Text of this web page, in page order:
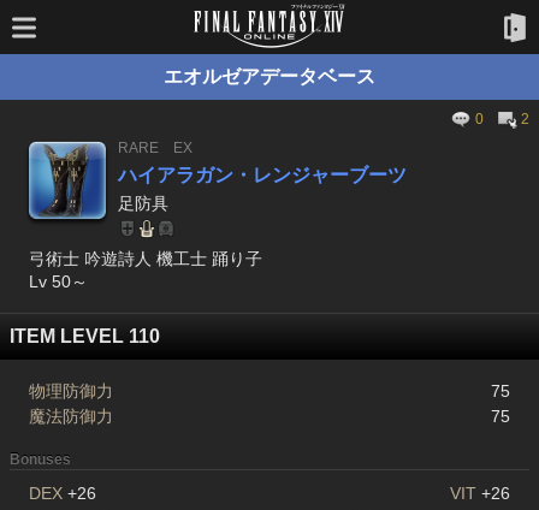
エオルゼアデータベース
0
2
RARE
EX
ハイアラガン・レンジャーブーツ
足防具
弓術士 吟遊詩人 機工士 踊り子
Lv 50～
ITEM LEVEL 110
物理防御力
75
魔法防御力
75
Bonuses
DEX +26 VIT +26